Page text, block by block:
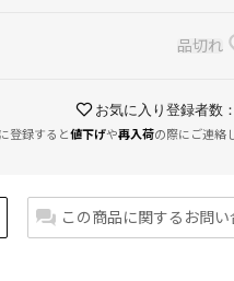
品切れ
お気に入り登録者数：
登録すると値下げや再入荷の際にご連絡
この商品に関するお問い